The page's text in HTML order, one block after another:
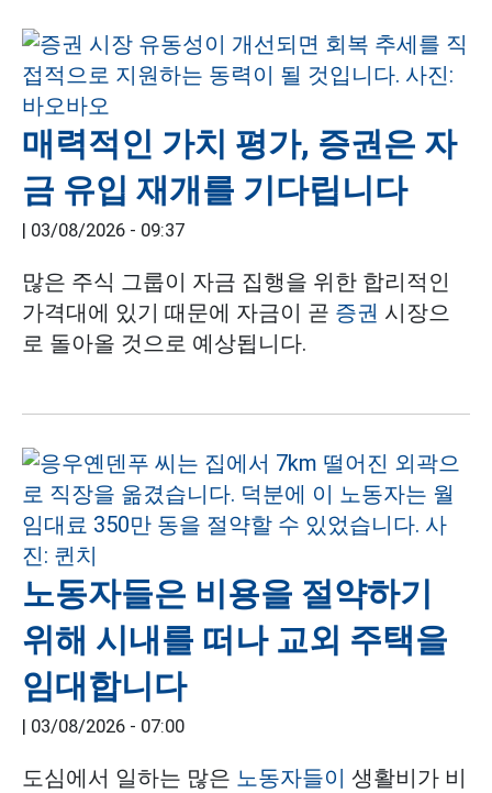
매력적인 가치 평가, 증권은 자
금 유입 재개를 기다립니다
| 03/08/2026 - 09:37
많은 주식 그룹이 자금 집행을 위한 합리적인
가격대에 있기 때문에 자금이 곧 증권 시장으
로 돌아올 것으로 예상됩니다.
노동자들은 비용을 절약하기
위해 시내를 떠나 교외 주택을
임대합니다
| 03/08/2026 - 07:00
도심에서 일하는 많은 노동자들이 생활비가 비